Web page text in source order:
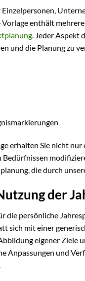
enthält
. Jeder Aspekt
und die Planung zu
erhalten Sie nicht
die durch
der
die persönliche
sich mit einer
eigener Ziele
Anpassungen und